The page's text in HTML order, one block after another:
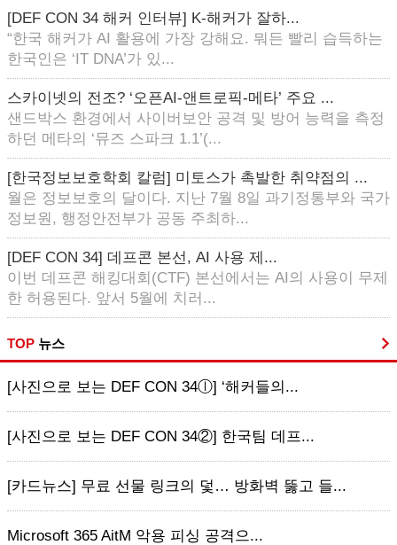
[DEF CON 34 해커 인터뷰] K-해커가 잘하...
“한국 해커가 AI 활용에 가장 강해요. 뭐든 빨리 습득하는
한국인은 ‘IT DNA’가 있...
스카이넷의 전조? ‘오픈AI-앤트로픽-메타’ 주요 ...
샌드박스 환경에서 사이버보안 공격 및 방어 능력을 측정
하던 메타의 ‘뮤즈 스파크 1.1’(...
[한국정보보호학회 칼럼] 미토스가 촉발한 취약점의 ...
월은 정보보호의 달이다. 지난 7월 8일 과기정통부와 국가
정보원, 행정안전부가 공동 주최하...
[DEF CON 34] 데프콘 본선, AI 사용 제...
이번 데프콘 해킹대회(CTF) 본선에서는 AI의 사용이 무제
한 허용된다. 앞서 5월에 치러...
TOP 뉴스
[사진으로 보는 DEF CON 34ⓛ] ‘해커들의...
[사진으로 보는 DEF CON 34②] 한국팀 데프...
[카드뉴스] 무료 선물 링크의 덫… 방화벽 뚫고 들...
Microsoft 365 AitM 악용 피싱 공격으...